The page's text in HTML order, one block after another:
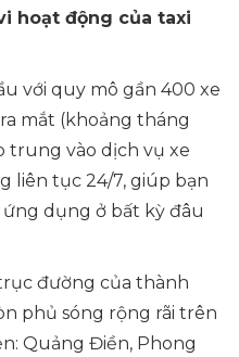
hoạt động của taxi
với quy mô gần 400 xe
mắt (khoảng tháng
trung vào dịch vụ xe
liên tục 24/7, giúp bạn
dụng ở bất kỳ đâu
đường của thành
phủ sóng rộng rãi trên
Quảng Điền, Phong